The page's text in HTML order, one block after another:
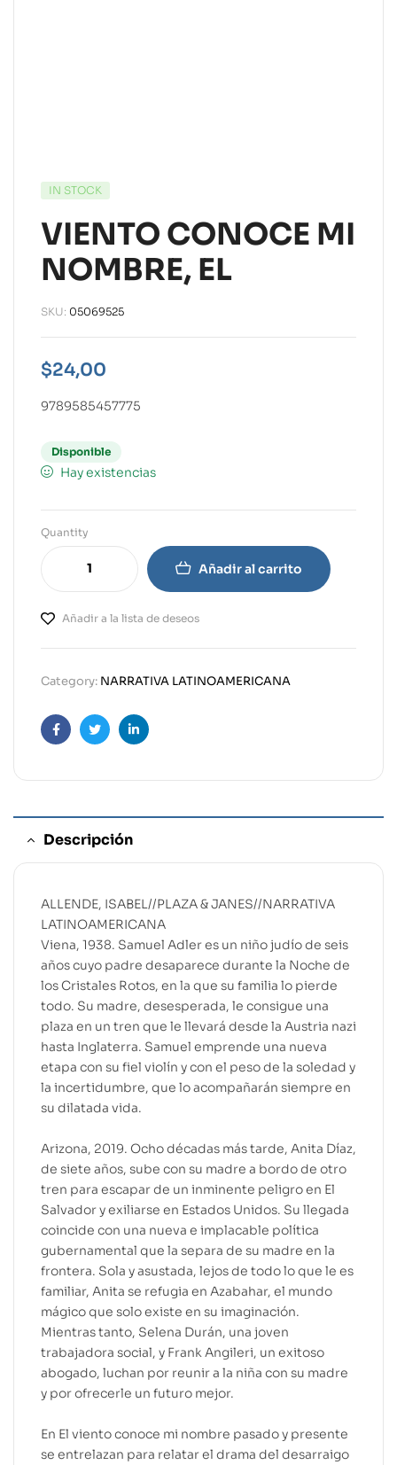
IN STOCK
VIENTO CONOCE MI
NOMBRE, EL
SKU: 05069525
$24,00
9789585457775
Disponible
Hay existencias
Quantity
Añadir al carrito
Añadir a la lista de deseos
Category: NARRATIVA LATINOAMERICANA
FacebookTwitterLinkedin
Descripción
ALLENDE, ISABEL//PLAZA & JANES//NARRATIVA
LATINOAMERICANA
Viena, 1938. Samuel Adler es un niño judío de seis
años cuyo padre desaparece durante la Noche de
los Cristales Rotos, en la que su familia lo pierde
todo. Su madre, desesperada, le consigue una
plaza en un tren que le llevará desde la Austria nazi
hasta Inglaterra. Samuel emprende una nueva
etapa con su fiel violín y con el peso de la soledad y
la incertidumbre, que lo acompañarán siempre en
su dilatada vida.
Arizona, 2019. Ocho décadas más tarde, Anita Díaz,
de siete años, sube con su madre a bordo de otro
tren para escapar de un inminente peligro en El
Salvador y exiliarse en Estados Unidos. Su llegada
coincide con una nueva e implacable política
gubernamental que la separa de su madre en la
frontera. Sola y asustada, lejos de todo lo que le es
familiar, Anita se refugia en Azabahar, el mundo
mágico que solo existe en su imaginación.
Mientras tanto, Selena Durán, una joven
trabajadora social, y Frank Angileri, un exitoso
abogado, luchan por reunir a la niña con su madre
y por ofrecerle un futuro mejor.
En El viento conoce mi nombre pasado y presente
se entrelazan para relatar el drama del desarraigo